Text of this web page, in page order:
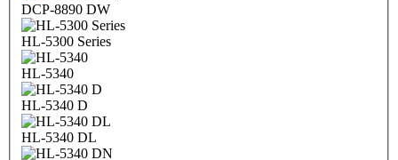
DCP-8890 DW
HL-5300 Series
HL-5340
HL-5340 D
HL-5340 DL